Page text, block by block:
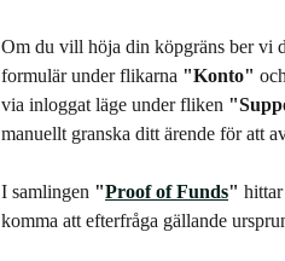
Om du vill höja din köpgräns ber vi
formulär under flikarna "Konto" och
via inloggat läge under fliken
manuellt granska ditt ärende för att
I samlingen "Proof of Funds"
komma att efterfråga gällande